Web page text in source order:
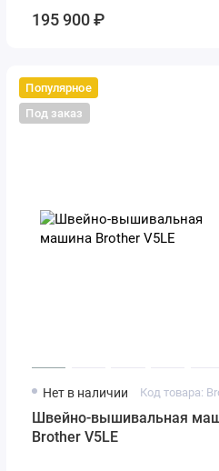
195 900 ₽
Популярное
Под заказ
Нет в наличии
Швейно-вышивальная
Brother V5LE